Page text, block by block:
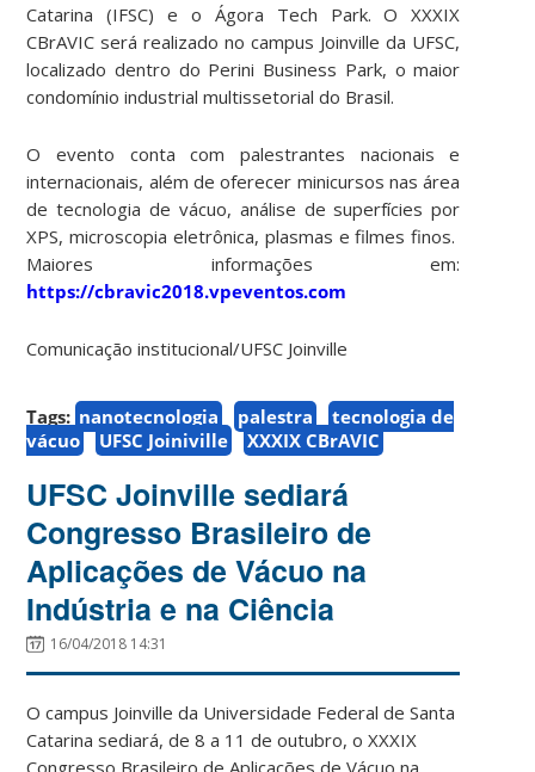
Catarina (IFSC) e o Ágora Tech Park. O XXXIX
CBrAVIC será realizado no campus Joinville da UFSC,
localizado dentro do Perini Business Park, o maior
condomínio industrial multissetorial do Brasil.
O evento conta com palestrantes nacionais e
internacionais, além de oferecer minicursos nas área
de tecnologia de vácuo, análise de superfícies por
XPS, microscopia eletrônica, plasmas e filmes finos.
Maiores informações em:
https://cbravic2018.vpeventos.com
Comunicação institucional/UFSC Joinville
Tags: nanotecnologia palestra
tecnologia de
vácuo
UFSC Joiniville XXXIX CBrAVIC
UFSC Joinville sediará
Congresso Brasileiro de
Aplicações de Vácuo na
Indústria e na Ciência
16/04/2018 14:31
O campus Joinville da Universidade Federal de Santa
Catarina sediará, de 8 a 11 de outubro, o XXXIX
Congresso Brasileiro de Aplicações de Vácuo na